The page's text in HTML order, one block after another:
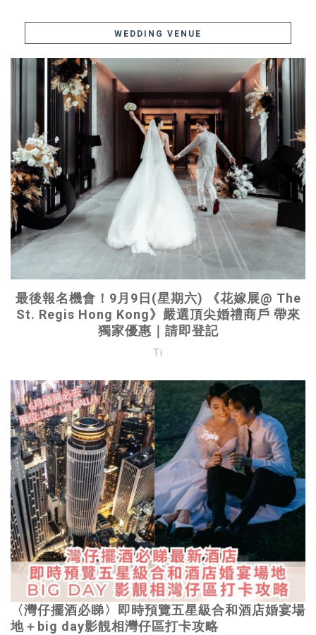
WEDDING VENUE
最後報名機會！9月9日(星期六) 《花嫁展@ The
St. Regis Hong Kong》嚴選頂尖婚禮商戶 帶來
獨家優惠｜請即登記
Ti
〈灣仔擺酒必睇〉即時預覽五星級合和酒店婚宴場
地＋big day影靚相灣仔區打卡攻略